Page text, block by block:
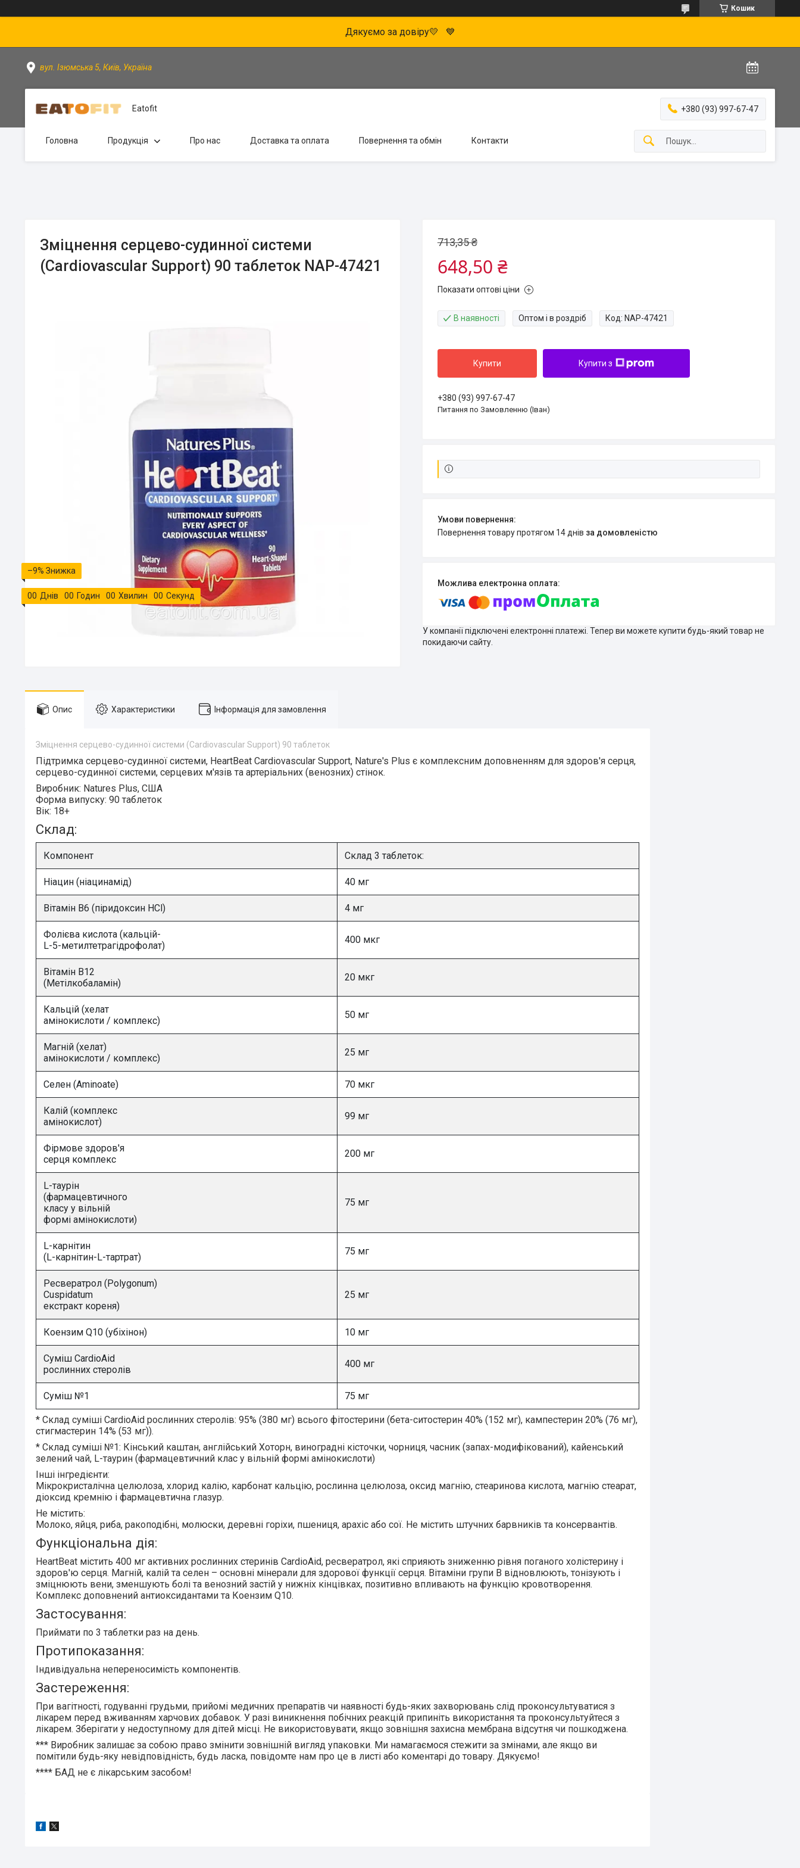
Кошик
Дякуємо за довіру💛 💙
вул. Ізюмська 5, Київ, Україна
Eatofit +380 (93) 997-67-47
Головна Продукція Про нас Доставка та оплата Повернення та обмін Контакти
Зміцнення серцево-судинної системи
(Cardiovascular Support) 90 таблеток NAP-47421
–9%
00 Днів 00 Годин 00 Хвилин 00 Секунд
713,35 ₴
648,50 ₴
Показати оптові ціни
В наявності Оптом і в роздріб Код: NAP-47421
Купити Купити з
+380 (93) 997-67-47
Питання по Замовленню (Іван)
повернення товару протягом 14 днів за домовленістю
У компанії підключені електронні платежі. Тепер ви можете купити будь-який товар не
покидаючи сайту.
Опис Характеристики Інформація для замовлення
Зміцнення серцево-судинної системи (Cardiovascular Support) 90 таблеток
Підтримка серцево-судинної системи, HeartBeat Cardiovascular Support, Nature's Plus є комплексним доповненням для здоров'я серця,
серцево-судинної системи, серцевих м'язів та артеріальних (венозних) стінок.
Виробник: Natures Plus, США
Форма випуску: 90 таблеток
Вік: 18+
Склад:
Компонент Склад 3 таблеток:
Ніацин (ніацинамід) 40 мг
Вітамін B6 (піридоксин HCl) 4 мг
Фолієва кислота (кальцій-
L-5-метилтетрагідрофолат)
400 мкг
Вітамін B12
(Метілкобаламін)
20 мкг
Кальцій (хелат
амінокислоти / комплекс)
50 мг
Магній (хелат)
амінокислоти / комплекс)
25 мг
Селен (Aminoate) 70 мкг
Калій (комплекс
амінокислот)
99 мг
Фірмове здоров'я
серця комплекс
200 мг
L-таурін
(фармацевтичного
класу у вільній
формі амінокислоти)
75 мг
L-карнітин
(L-карнітин-L-тартрат)
75 мг
Ресвератрол (Polygonum)
Cuspidatum
екстракт кореня)
25 мг
Коензим Q10 (убіхінон) 10 мг
Суміш CardioAid
рослинних стеролів
400 мг
Суміш №1 75 мг
* Склад суміші CardioAid рослинних стеролів: 95% (380 мг) всього фітостерини (бета-ситостерин 40% (152 мг), кампестерин 20% (76 мг),
стигмастерин 14% (53 мг)).
* Склад суміші №1: Кінський каштан, англійський Хоторн, виноградні кісточки, чорниця, часник (запах-модифікований), кайенський
зелений чай, L-таурин (фармацевтичний клас у вільній формі амінокислоти)
Інші інгредієнти:
Мікрокристалічна целюлоза, хлорид калію, карбонат кальцію, рослинна целюлоза, оксид магнію, стеаринова кислота, магнію стеарат,
діоксид кремнію і фармацевтична глазур.
Не містить:
Молоко, яйця, риба, ракоподібні, молюски, деревні горіхи, пшениця, арахіс або сої. Не містить штучних барвників та консервантів.
Функціональна дія:
HeartBeat містить 400 мг активних рослинних стеринів CardioAid, ресвератрол, які сприяють зниженню рівня поганого холістерину і
здоров'ю серця. Магній, калій та селен – основні мінерали для здорової функції серця. Вітаміни групи В відновлюють, тонізують і
зміцнюють вени, зменшують болі та венозний застій у нижніх кінцівках, позитивно впливають на функцію кровотворення.
Комплекс доповнений антиоксидантами та Коензим Q10.
Застосування:
Приймати по 3 таблетки раз на день.
Протипоказання:
Індивідуальна непереносимість компонентів.
Застереження:
При вагітності, годуванні грудьми, прийомі медичних препаратів чи наявності будь-яких захворювань слід проконсультуватися з
лікарем перед вживанням харчових добавок. У разі виникнення побічних реакцій припиніть використання та проконсультуйтеся з
лікарем. Зберігати у недоступному для дітей місці. Не використовувати, якщо зовнішня захисна мембрана відсутня чи пошкоджена.
*** Виробник залишає за собою право змінити зовнішній вигляд упаковки. Ми намагаємося стежити за змінами, але якщо ви
помітили будь-яку невідповідність, будь ласка, повідомте нам про це в листі або коментарі до товару. Дякуємо!
**** БАД не є лікарським засобом!